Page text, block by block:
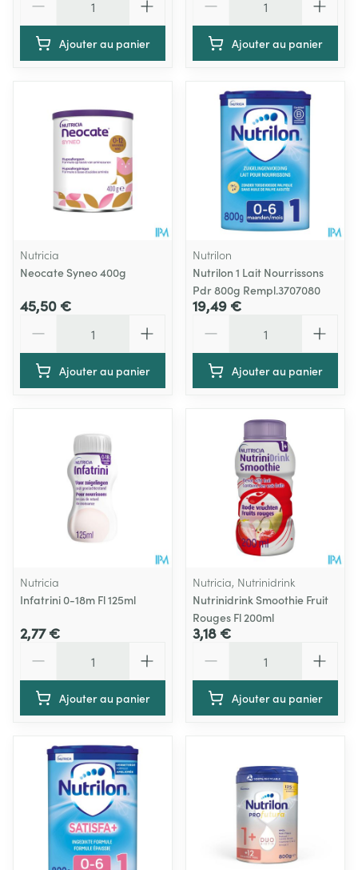
Ajouter au panier Ajouter au panier
Nutricia
Neocate Syneo 400g
45,50 €
Ajouter au panier
Nutrilon
Nutrilon 1 Lait Nourrissons
Pdr 800g Rempl.3707080
19,49 €
Ajouter au panier
Nutricia
Infatrini 0-18m Fl 125ml
2,77 €
Ajouter au panier
Nutricia, Nutrinidrink
Nutrinidrink Smoothie Fruit
Rouges Fl 200ml
3,18 €
Ajouter au panier